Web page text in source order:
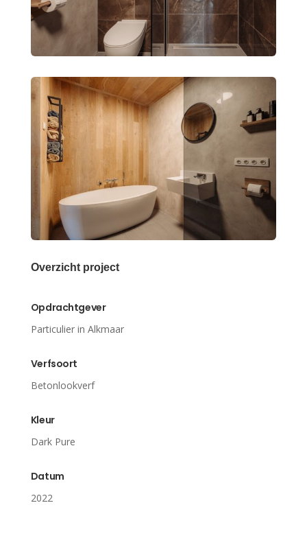
Overzicht project
Opdrachtgever
Particulier in Alkmaar
Verfsoort
Betonlookverf
Kleur
Dark Pure
Datum
2022